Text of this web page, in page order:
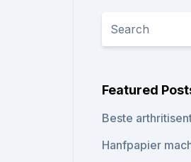
Featured
Beste
Hanfpapier